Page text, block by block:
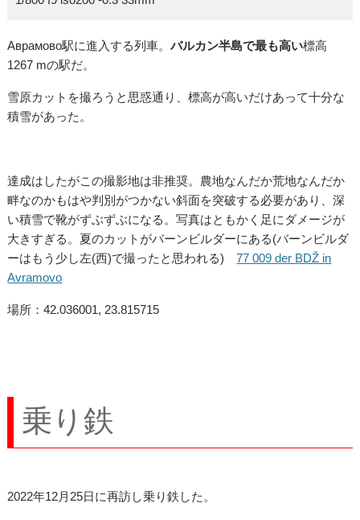
Аврамово駅に進入する列車。バルカン半島で最も高い標高
1267 mの駅だ。
雪原カットを撮ろうと思惑通り、標高が高いだけあって十分な
積雪があった。
達成はしたがこの撮影地は非推奨。農地なんだか荒地なんだか
畔なのかもはや判別がつかない斜面を突破する必要があり、深
い積雪で靴がずぶずぶになる。写真はともかく足にダメージが
大きすぎる。夏のカットがバーンビルダーにある(バーンビルダ
ーはもう少し左(西)で撮ったと思われる)77 009 der BDŽ in
Avramovo
場所：42.036001, 23.815715
乗り鉄
2022年12月25日に再訪し乗り鉄した。